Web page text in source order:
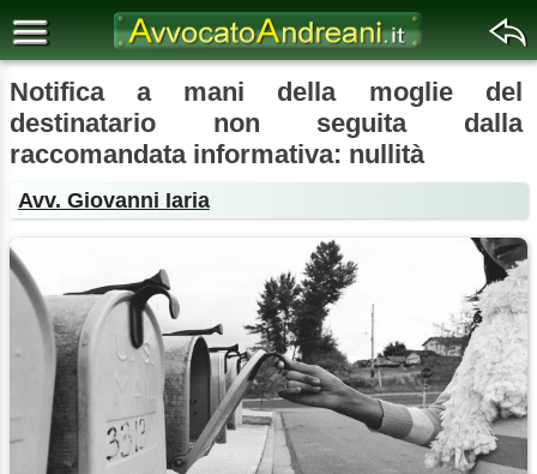
Notifica a mani della moglie del
destinatario non seguita dalla
raccomandata informativa: nullità
Avv. Giovanni Iaria